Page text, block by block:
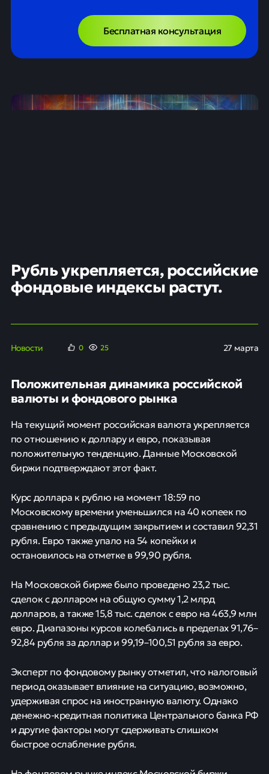
Бесплатная консультация
Рубль укрепляется, российские
фондовые индексы растут.
Новости 0 25 27 марта
Положительная динамика российской
валюты и фондового рынка
На текущий момент российская валюта укрепляется
по отношению к доллару и евро, показывая
положительную тенденцию. Данные Московской
биржи подтверждают этот факт.
Курс доллара к рублю на момент 18:59 по
Московскому времени уменьшился на 40 копеек по
сравнению с предыдущим закрытием и составил 92,31
рубля. Евро также упало на 54 копейки и
остановилось на отметке в 99,90 рубля.
На Московской бирже было проведено 23,2 тыс.
сделок с долларом на общую сумму 1,2 млрд
долларов, а также 15,8 тыс. сделок с евро на 463,9 млн
евро. Диапазоны курсов колебались в пределах 91,76–
92,84 рубля за доллар и 99,19–100,51 рубля за евро.
Эксперт по фондовому рынку отметил, что налоговый
период оказывает влияние на ситуацию, возможно,
удерживая спрос на иностранную валюту. Однако
денежно-кредитная политика Центрального банка РФ
и другие факторы могут сдерживать слишком
быстрое ослабление рубля.